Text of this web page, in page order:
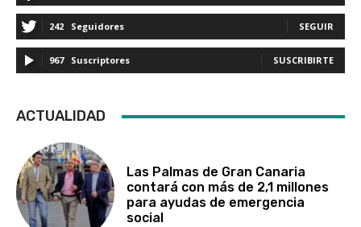
242 Seguidores SEGUIR
967 Suscriptores SUSCRIBIRTE
ACTUALIDAD
Las Palmas de Gran Canaria
contará con más de 2,1 millones
para ayudas de emergencia
social